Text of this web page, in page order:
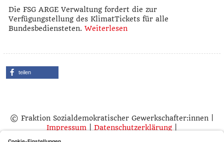
Die FSG ARGE Verwaltung fordert die zur
Verfügungstellung des KlimatTickets für alle
Bundesbediensteten. Weiterlesen
teilen
© Fraktion Sozialdemokratischer Gewerkschafter:innen |
Impressum |Datenschutzerklärung